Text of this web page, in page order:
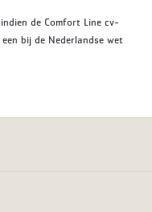
de Comfort Line cv-
bij de Nederlandse wet